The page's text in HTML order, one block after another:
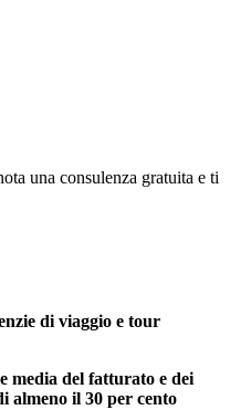
una consulenza gratuita e ti
di viaggio e tour
media del fatturato e dei
almeno il 30 per cento